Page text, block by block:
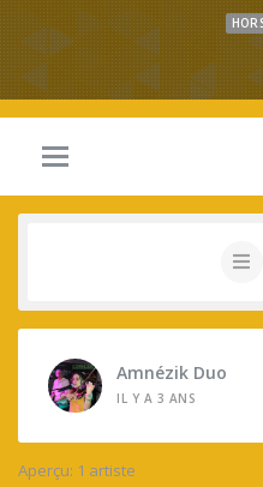
Amnézik Duo
IL Y A 3 ANS
Aperçu: 1 artiste